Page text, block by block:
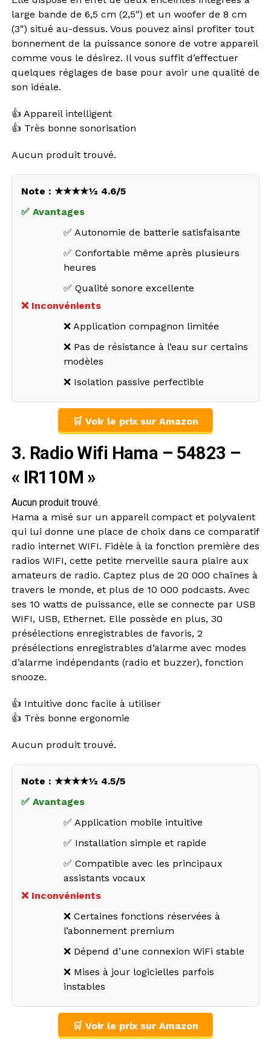
large bande de 6,5 cm (2,5″) et un woofer de 8 cm
(3″) situé au-dessus. Vous pouvez ainsi profiter tout
bonnement de la puissance sonore de votre appareil
comme vous le désirez. Il vous suffit d’effectuer
quelques réglages de base pour avoir une qualité de
son idéale.
👍 Appareil intelligent
👍 Très bonne sonorisation
Aucun produit trouvé.
Note : ★★★★½ 4.6/5
✅ Avantages
✅ Autonomie de batterie satisfaisante
✅ Confortable même après plusieurs
heures
✅ Qualité sonore excellente
❌ Inconvénients
❌ Application compagnon limitée
❌ Pas de résistance à l’eau sur certains
modèles
❌ Isolation passive perfectible
🛒 Voir le prix sur Amazon
3. Radio Wifi Hama – 54823 –
« IR110M »
Aucun produit trouvé.
Hama a misé sur un appareil compact et polyvalent
qui lui donne une place de choix dans ce comparatif
radio internet WIFI. Fidèle à la fonction première des
radios WIFI, cette petite merveille saura plaire aux
amateurs de radio. Captez plus de 20 000 chaînes à
travers le monde, et plus de 10 000 podcasts. Avec
ses 10 watts de puissance, elle se connecte par USB
WIFI, USB, Ethernet. Elle possède en plus, 30
présélections enregistrables de favoris, 2
présélections enregistrables d’alarme avec modes
d’alarme indépendants (radio et buzzer), fonction
snooze.
👍 Intuitive donc facile à utiliser
👍 Très bonne ergonomie
Aucun produit trouvé.
Note : ★★★★½ 4.5/5
✅ Avantages
✅ Application mobile intuitive
✅ Installation simple et rapide
✅ Compatible avec les principaux
assistants vocaux
❌ Inconvénients
❌ Certaines fonctions réservées à
l’abonnement premium
❌ Dépend d’une connexion WiFi stable
❌ Mises à jour logicielles parfois
instables
🛒 Voir le prix sur Amazon